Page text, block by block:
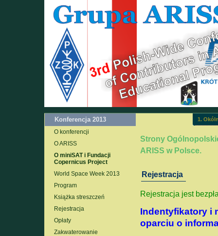
Konferencja 2013
O konferencji
O ARISS
O miniSAT i Fundacji
Copernicus Project
World Space Week 2013
Program
Książka streszczeń
Rejestracja
Opłaty
Zakwaterowanie
1.
Strony
ARISS w Polsce.
Rejestracja
Rejestracja jest
Indentyfikatory i
oparciu o